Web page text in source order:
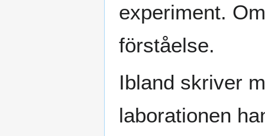
experiment.
förståelse.
Ibland skriver
laborationen